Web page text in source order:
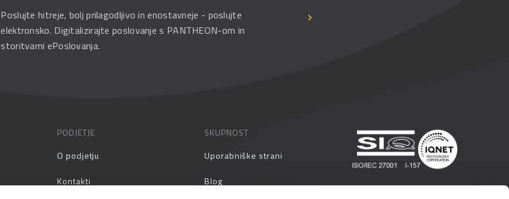
Poslujte hitreje, bolj prilagodljivo in enostavneje - poslujte
elektronsko. Digitalizirajte poslovanje s PANTHEON-om in
storitvami ePoslovanja.
PODJETJE
O podjetju
Kontakti
SKUPNOST
Uporabniške strani
Blog